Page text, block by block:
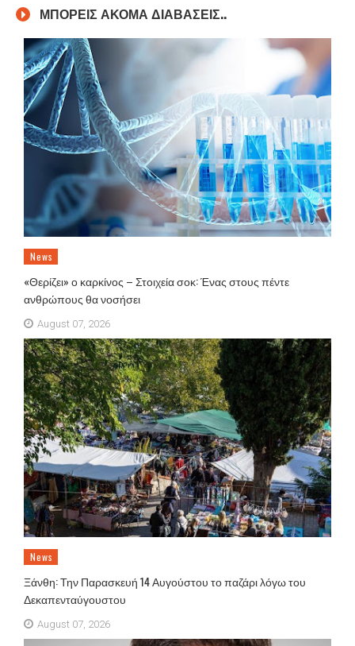
ΜΠΟΡΕΙΣ ΑΚΟΜΑ ΔΙΑΒΑΣΕΙΣ..
News
«Θερίζει» ο καρκίνος – Στοιχεία σοκ: Ένας στους πέντε
ανθρώπους θα νοσήσει
August 07, 2026
News
Ξάνθη: Την Παρασκευή 14 Αυγούστου το παζάρι λόγω του
Δεκαπενταύγουστου
August 07, 2026